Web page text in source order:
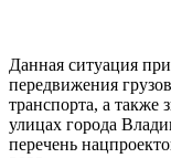
Данная ситуация
передвижения
транспорта, а также
улицах города
перечень